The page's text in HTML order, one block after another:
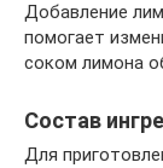
Добавление
помогает
соком лимона
Состав
Для